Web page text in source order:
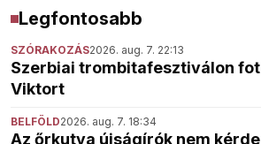
Legfontosabb
SZÓRAKOZÁS2026. aug. 7. 22:13
Szerbiai trombitafesztiválon
Viktort
BELFÖLD2026. aug. 7. 18:34
Az őrkutya újságírók nem